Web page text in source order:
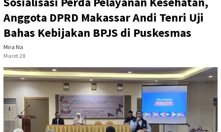
Anggota DPRD Makassar Andi Tenri Uji
Bahas Kebijakan BPJS di Puskesmas
Mira Na
Maret 28